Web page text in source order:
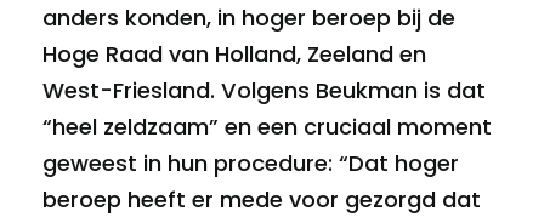
anders konden, in hoger beroep bij de
Hoge Raad van Holland, Zeeland en
West-Friesland. Volgens Beukman is dat
“heel zeldzaam” en een cruciaal moment
geweest in hun procedure: “Dat hoger
beroep heeft er mede voor gezorgd dat